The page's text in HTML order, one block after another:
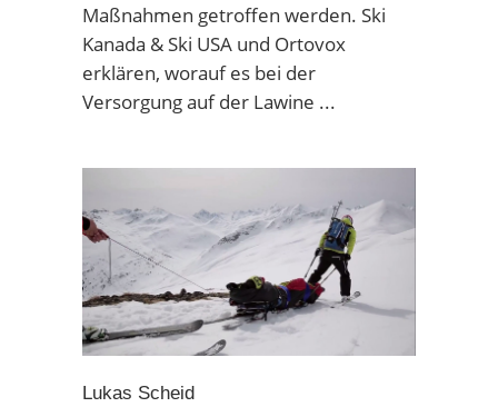
Maßnahmen getroffen werden. Ski
Kanada & Ski USA und Ortovox
erklären, worauf es bei der
Versorgung auf der Lawine
Lukas Scheid